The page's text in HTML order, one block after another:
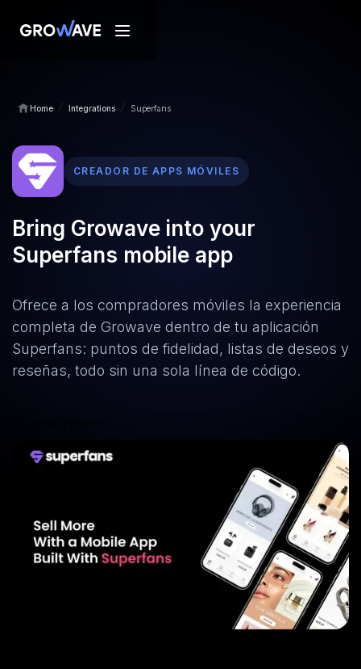
Home / Integrations / Superfans
CREADOR DE APPS MÓVILES
Bring Growave into your
Superfans mobile app
Ofrece a los compradores móviles la experiencia
completa de Growave dentro de tu aplicación
Superfans: puntos de fidelidad, listas de deseos y
reseñas, todo sin una sola línea de código.